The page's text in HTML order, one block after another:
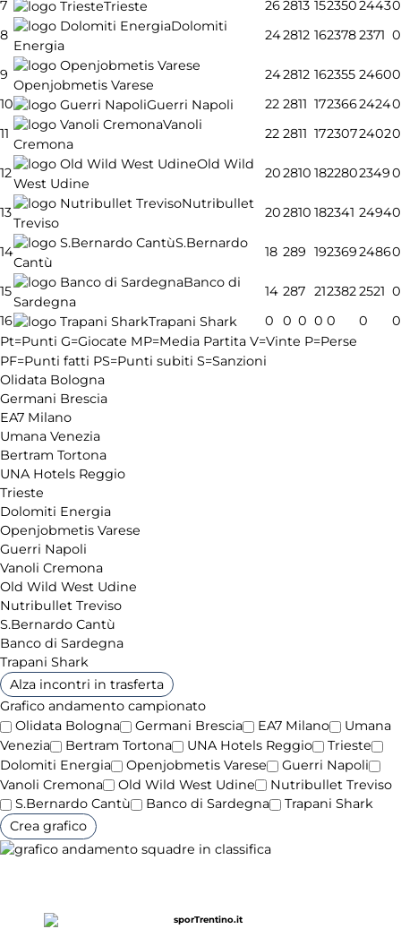
7
Trieste 262813 15235024430
8
Dolomiti
Energia
242812 1623782371 0
9
Openjobmetis Varese
242812 162355 24600
10
Guerri Napoli 22 2811 17236624240
11
Vanoli
Cremona
22 2811 17230724020
12
Old Wild
West Udine
202810 18228023490
13
Nutribullet
Treviso
202810 182341 24940
14
S.Bernardo
Cantù
18 289 19236924860
15
Banco di
Sardegna
14 287 2123822521 0
16
Trapani Shark 0 0 0 0 0 0
0
Pt=Punti G=Giocate MP=Media Partita V=Vinte P=Perse
PF=Punti fatti PS=Punti subiti S=Sanzioni
Olidata Bologna
Germani Brescia
EA7 Milano
Umana Venezia
Bertram Tortona
UNA Hotels Reggio
Trieste
Dolomiti Energia
Openjobmetis Varese
Guerri Napoli
Vanoli Cremona
Old Wild West Udine
Nutribullet Treviso
S.Bernardo Cantù
Banco di Sardegna
Trapani Shark
Alza incontri in trasferta
Grafico andamento campionato
Olidata Bologna
Germani Brescia EA7 Milano
Umana
Venezia
Bertram Tortona UNA Hotels Reggio
Trieste
Dolomiti Energia
Openjobmetis Varese
Guerri Napoli
Vanoli Cremona
Old Wild West Udine
Nutribullet Treviso
S.Bernardo Cantù
Banco di Sardegna
Trapani Shark
Crea grafico